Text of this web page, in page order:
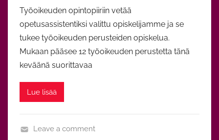
n
Työoikeuden opintopiiriin vetää
opetusassistentiksi valittu opiskelijamme ja se
tukee työoikeuden perusteiden opiskelua.
Mukaan pääsee 12 työoikeuden perustetta tänä
keväänä suorittavaa
Lue lisää
Leave a comment